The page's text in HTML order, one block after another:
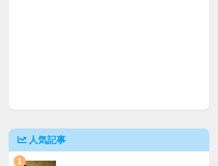
人気記事
1